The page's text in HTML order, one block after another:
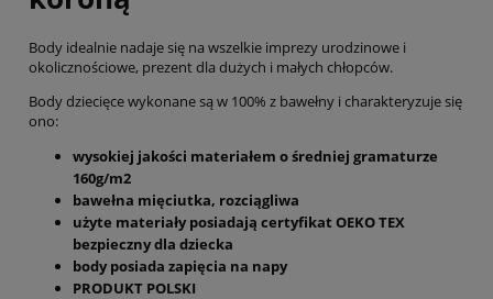
Body idealnie nadaje się na wszelkie imprezy urodzinowe i
okolicznościowe, prezent dla dużych i małych chłopców.
Body dziecięce wykonane są w 100% z bawełny i charakteryzuje się
ono:
wysokiej jakości materiałem o średniej gramaturze
160g/m2
bawełna mięciutka, rozciągliwa
użyte materiały posiadają certyfikat OEKO TEX
bezpieczny dla dziecka
body posiada zapięcia na napy
PRODUKT POLSKI